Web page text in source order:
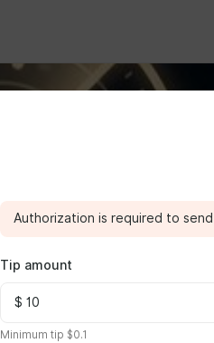
ABOUT
Authorization is required to
Tip amount
Minimum tip $0.1